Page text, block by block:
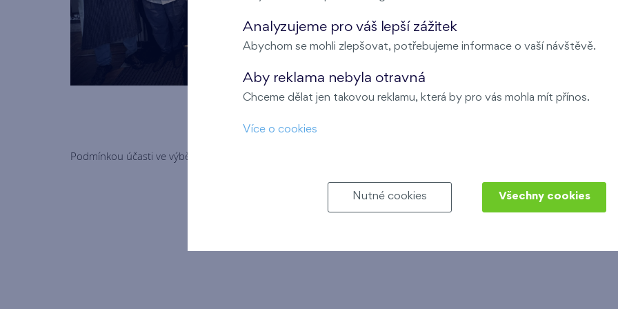
Připojte se k nám a staňte se součástí
Podmínkou účasti ve výběrovém řízení je zaslání strukturovaného životopisu v českém jazyce včetně fotografie na
Analyzujeme pro váš lepší zážitek
Abychom se mohli zlepšovat, potřebujeme informace o vaší návštěvě.
Aby reklama nebyla otravná
Chceme dělat jen takovou reklamu, která by pro vás mohla mít přínos.
Více o cookies
Nutné cookies Všechny cookies